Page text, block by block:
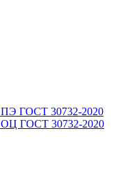
ГОСТ 30732-2020
ГОСТ 30732-2020